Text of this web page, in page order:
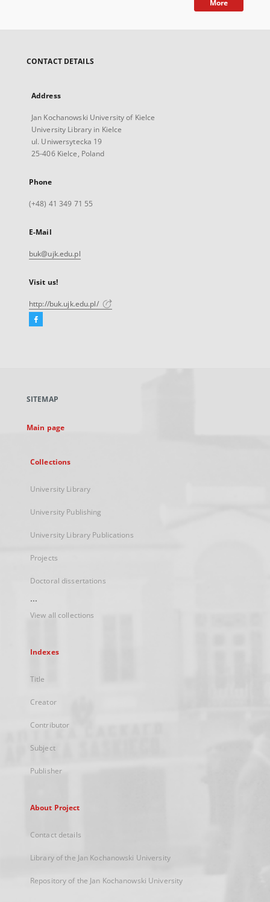
More
CONTACT DETAILS
Address
Jan Kochanowski University of Kielce
University Library in Kielce
ul. Uniwersytecka 19
25-406 Kielce, Poland
Phone
(+48) 41 349 71 55
E-Mail
buk@ujk.edu.pl
Visit us!
http://buk.ujk.edu.pl/
Facebook
new
SITEMAP
Main page
Collections
University Library
University Publishing
University Library Publications
Projects
Doctoral dissertations
...
View all collections
Indexes
Title
Creator
Contributor
Subject
Publisher
About Project
Contact details
Library of the Jan Kochanowski University
Repository of the Jan Kochanowski University